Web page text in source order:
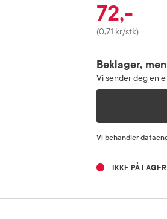
Pris
72,-
(0,71 kr/stk)
Beklager,
Vi sender deg en
Vi behandler
IKKE PÅ LAGER